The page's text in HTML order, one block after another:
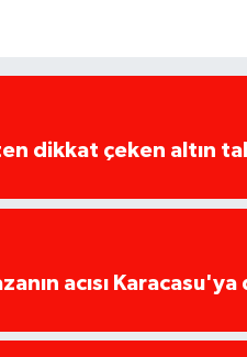
dikkat çeken altın
acısı Karacasu'ya